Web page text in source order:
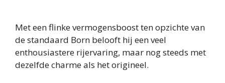
Met een flinke vermogensboost ten opzichte van
de standaard Born belooft hij een veel
enthousiastere rijervaring, maar nog steeds met
dezelfde charme als het origineel.